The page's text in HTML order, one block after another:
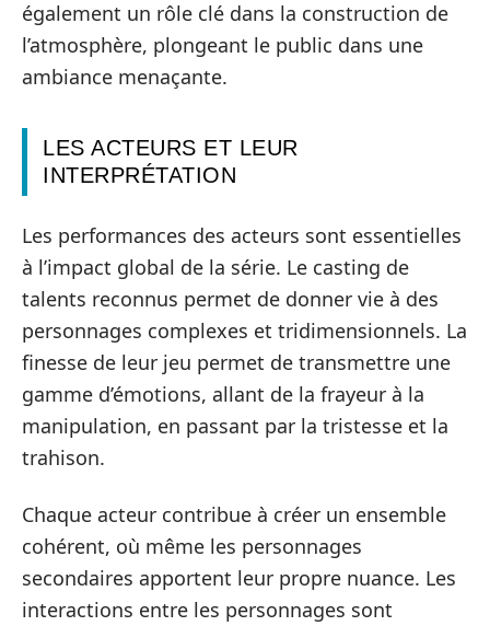
également un rôle clé dans la construction de
l’atmosphère, plongeant le public dans une
ambiance menaçante.
LES ACTEURS ET LEUR
INTERPRÉTATION
Les performances des acteurs sont essentielles
à l’impact global de la série. Le casting de
talents reconnus permet de donner vie à des
personnages complexes et tridimensionnels. La
finesse de leur jeu permet de transmettre une
gamme d’émotions, allant de la frayeur à la
manipulation, en passant par la tristesse et la
trahison.
Chaque acteur contribue à créer un ensemble
cohérent, où même les personnages
secondaires apportent leur propre nuance. Les
interactions entre les personnages sont